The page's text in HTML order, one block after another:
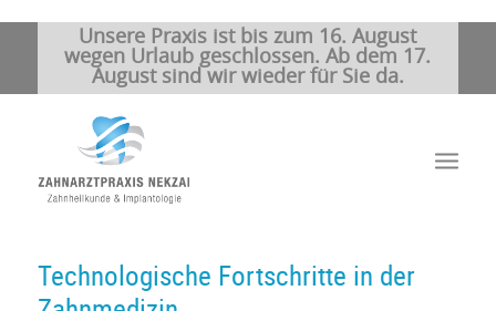
Unsere Praxis ist bis zum 16. August
wegen Urlaub geschlossen. Ab dem 17.
August sind wir wieder für Sie da.
Technologische Fortschritte in der